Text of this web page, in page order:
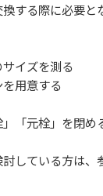
する際に必要と
サイズを測る
を用意する
「元栓」を閉め
している方は、